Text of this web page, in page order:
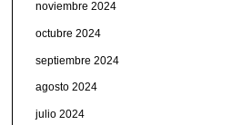
noviembre 2024
octubre 2024
septiembre 2024
agosto 2024
julio 2024